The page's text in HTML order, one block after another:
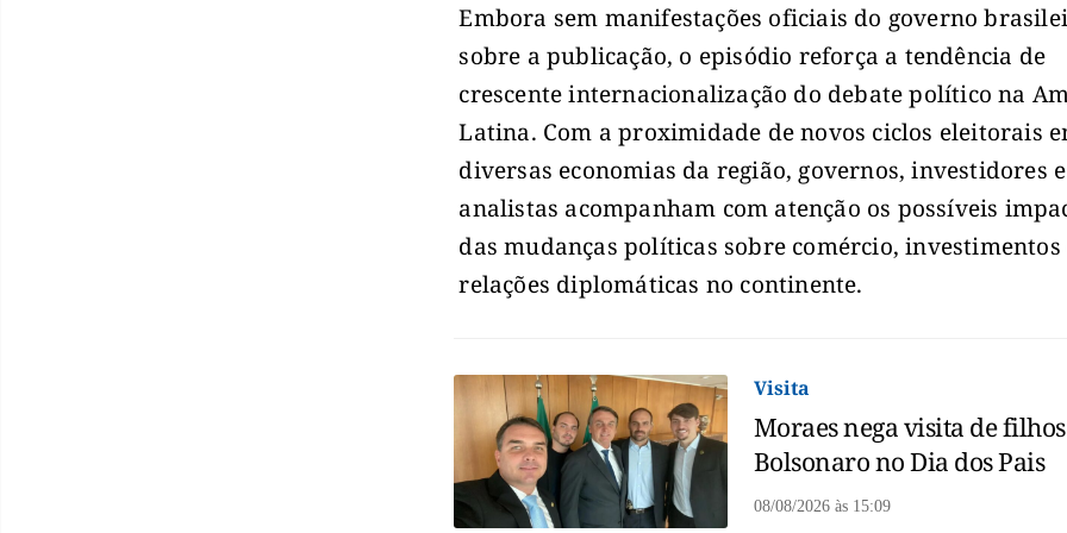
Embora sem manifestações oficiais do governo
sobre a publicação, o episódio reforça a tendência de
crescente internacionalização do debate político na
Latina. Com a proximidade de novos ciclos eleitorais
diversas economias da região, governos, investidores e
analistas acompanham com atenção os possíveis
das mudanças políticas sobre comércio, investimentos
relações diplomáticas no continente.
Visita
Moraes nega visita de
Bolsonaro no Dia dos Pais
08/08/2026 às15:09